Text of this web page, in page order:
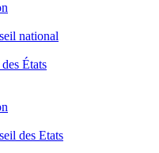
national
États
des Etats